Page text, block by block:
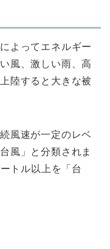
よってエネルギー
風、激しい雨、高
陸すると大きな被
風速が一定のレベ
風」と分類されま
トル以上を「台